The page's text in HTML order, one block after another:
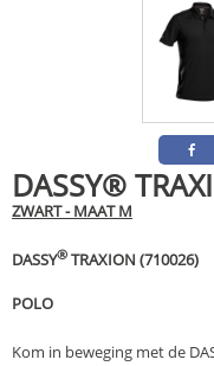
DASSY®
ZWART - MAAT M
DASSY® TRAXION (710026)
POLO
Kom in beweging met de